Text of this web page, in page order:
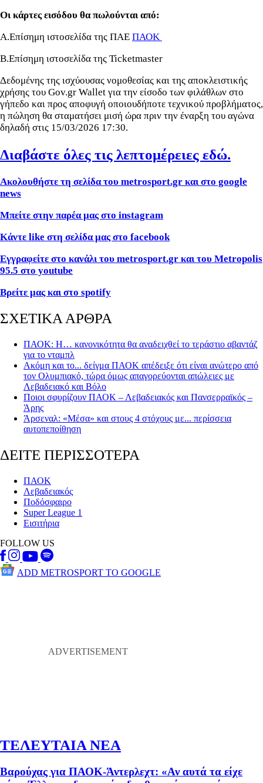
Οι κάρτες εισόδου θα πωλούνται από:
Α.Επίσημη ιστοσελίδα της ΠΑΕ ΠΑΟΚ
Β.Επίσημη ιστοσελίδα της Ticketmaster
Δεδομένης της ισχύουσας νομοθεσίας και της αποκλειστικής
χρήσης του Gov.gr Wallet για την είσοδο των φιλάθλων στο
γήπεδο και προς αποφυγή οποιουδήποτε τεχνικού προβλήματος,
η πώληση θα σταματήσει μισή ώρα πριν την έναρξη του αγώνα
δηλαδή στις 15/03/2026 17:30.
Διαβάστε όλες τις λεπτομέρειες εδώ.
Ακολουθήστε τη σελίδα του metrosport.gr και στο google
news
Μπείτε στην παρέα μας στο instagram
Κάντε like στη σελίδα μας στο facebook
Εγγραφείτε στο κανάλι του metrosport.gr και του Metropolis
95.5 στο youtube
Βρείτε μας και στο spotify
ΣΧΕΤΙΚΑ ΑΡΘΡΑ
ΠΑΟΚ: H… κανονικότητα θα αναδειχθεί το τεράστιο αβαντάζ
για το νταμπλ
Ακόμη και το... δείγμα ΠΑΟΚ απέδειξε ότι είναι ανώτερο από
τον Ολυμπιακό, τώρα όμως απαγορεύονται απώλειες με
Λεβαδειακό και Βόλο
Ποιοι σφυρίζουν ΠΑΟΚ – Λεβαδειακός και Πανσερραϊκός –
Άρης
Άρσεναλ: «Μέσα» και στους 4 στόχους με... περίσσεια
αυτοπεποίθηση
ΔΕΙΤΕ ΠΕΡΙΣΣΟΤΕΡΑ
ΠΑΟΚ
Λεβαδειακός
Ποδόσφαιρο
Super League 1
Εισιτήρια
FOLLOW US
ADD METROSPORT TO GOOGLE
ΤΕΛΕΥΤΑΙΑ ΝΕΑ
Βαρούχας για ΠΑΟΚ-Άντερλεχτ: «Αν αυτά τα είχε